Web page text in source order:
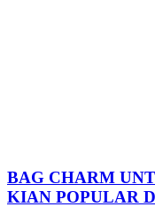
BAG CHARM
KIAN POPULAR